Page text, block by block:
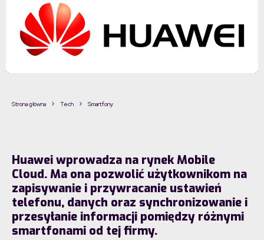
Strona główna Tech Smartfony
Huawei wprowadza na rynek Mobile
Cloud. Ma ona pozwolić użytkownikom na
zapisywanie i przywracanie ustawień
telefonu, danych oraz synchronizowanie i
przesyłanie informacji pomiędzy różnymi
smartfonami od tej firmy.